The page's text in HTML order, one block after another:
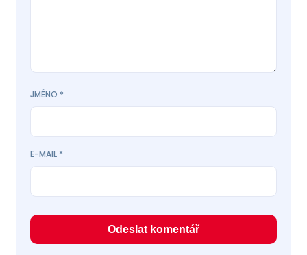
JMÉNO *
E-MAIL *